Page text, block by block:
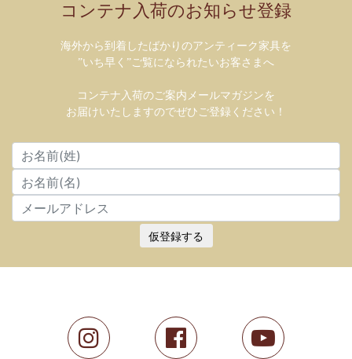
コンテナ入荷のお知らせ登録
海外から到着したばかりのアンティーク家具を
”いち早く”ご覧になられたいお客さまへ
コンテナ入荷のご案内メールマガジンを
お届けいたしますのでぜひご登録ください！
仮登録する